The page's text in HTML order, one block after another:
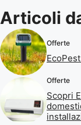
Articoli
Offerte
Offerte
Scopri